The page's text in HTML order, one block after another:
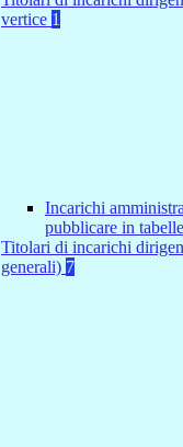
vertice 1
Incarichi
pubblicare in
Titolari di incarichi
generali) 7